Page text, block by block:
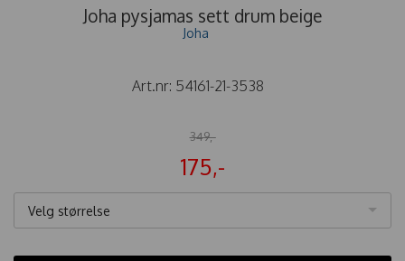
Joha pysjamas sett drum beige
Joha
Art.nr: 54161-21-3538
349,-
175,-
Velg størrelse